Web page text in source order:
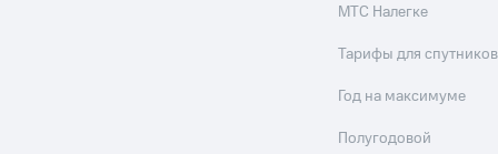
МТС Налегке
Тарифы для
Год на максимуме
Полугодовой